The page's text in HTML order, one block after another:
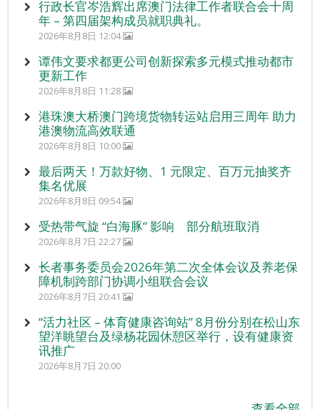
行政长官岑浩辉出席澳门法律工作者联合会十周
年 – 第四届架构成员就职典礼。
2026年8月8日 12:04
谭伟文要求都更公司创新探索多元模式推动都市
更新工作
2026年8月8日 11:28
港珠澳大桥澳门跨境货物转运站启用三周年 助力
港澳物流高效联通
2026年8月8日 10:00
最后两天！万款好物、1 元限定、百万元抽奖齐
集名优展
2026年8月8日 09:54
受热带气旋 “白海豚” 影响 部分航班取消
2026年8月7日 22:27
长者事务委员会2026年第二次全体会议及养老保
障机制跨部门协调小组联合会议
2026年8月7日 20:41
“活力社区 – 体育健康咨询站” 8月份分别在松山东
望洋眺望台及绿杨花园休憩区举行，设有健康资
讯推广
2026年8月7日 20:00